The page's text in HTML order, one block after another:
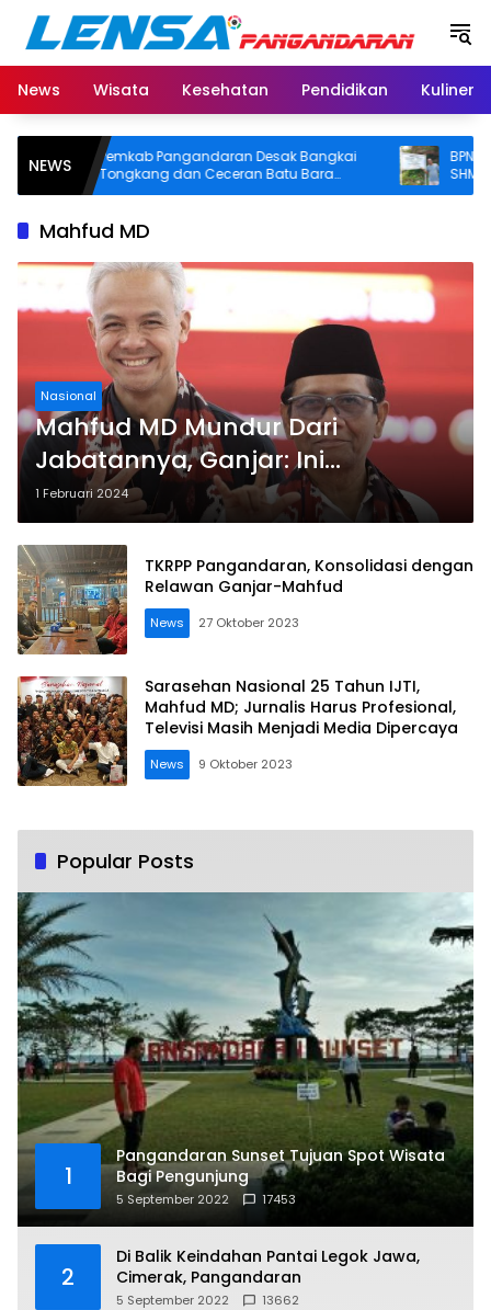
Langsung
konten
News
Wisata Kesehatan Pendidikan Kuliner
NEWSPemkab Pangandaran Desak Bangkai
Tongkang dan Ceceran Batu Bara
Segera Diangkat, Soroti Buruknya
BPN
SHM di
Usut Asal-
Mahfud MD
Nasional
Mahfud MD Mundur Dari
Jabatannya, Ganjar: Ini
Menunjukkan Integritas Beliau
1 Februari 2024
TKRPP Pangandaran, Konsolidasi dengan
Relawan Ganjar-Mahfud
News 27 Oktober 2023
Sarasehan Nasional 25 Tahun IJTI,
Mahfud MD; Jurnalis Harus Profesional,
Televisi Masih Menjadi Media Dipercaya
News 9 Oktober 2023
Popular Posts
1
Pangandaran Sunset Tujuan Spot Wisata
Bagi Pengunjung
5 September 2022 17453
2
Di Balik Keindahan Pantai Legok Jawa,
Cimerak, Pangandaran
5 September 2022 13662